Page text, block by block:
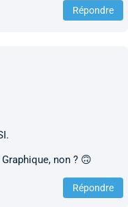
Répondre
non ? 🙃
Répondre